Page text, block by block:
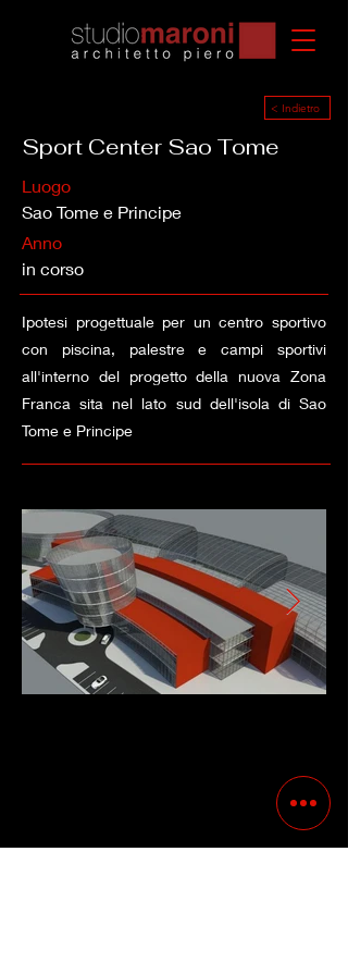
< Indietro
Sport Center Sao Tome
Luogo
Sao Tome e Principe
Anno
in corso
Ipotesi progettuale per un centro sportivo
con piscina, palestre e campi sportivi
all'interno del progetto della nuova Zona
Franca sita nel lato sud dell'isola di Sao
Tome e Principe